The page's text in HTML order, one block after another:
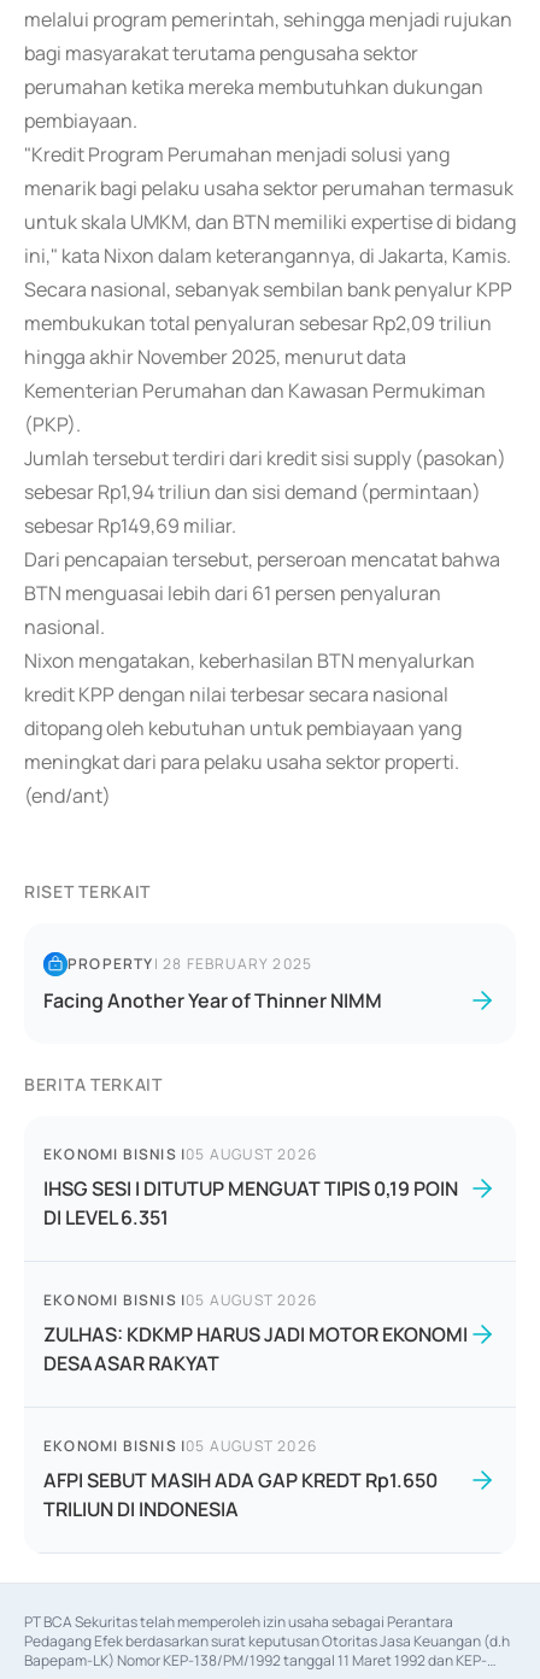
melalui program pemerintah, sehingga menjadi rujukan
bagi masyarakat terutama pengusaha sektor
perumahan ketika mereka membutuhkan dukungan
pembiayaan.
"Kredit Program Perumahan menjadi solusi yang
menarik bagi pelaku usaha sektor perumahan termasuk
untuk skala UMKM, dan BTN memiliki expertise di bidang
ini," kata Nixon dalam keterangannya, di Jakarta, Kamis.
Secara nasional, sebanyak sembilan bank penyalur KPP
membukukan total penyaluran sebesar Rp2,09 triliun
hingga akhir November 2025, menurut data
Kementerian Perumahan dan Kawasan Permukiman
(PKP).
Jumlah tersebut terdiri dari kredit sisi supply (pasokan)
sebesar Rp1,94 triliun dan sisi demand (permintaan)
sebesar Rp149,69 miliar.
Dari pencapaian tersebut, perseroan mencatat bahwa
BTN menguasai lebih dari 61 persen penyaluran
nasional.
Nixon mengatakan, keberhasilan BTN menyalurkan
kredit KPP dengan nilai terbesar secara nasional
ditopang oleh kebutuhan untuk pembiayaan yang
meningkat dari para pelaku usaha sektor properti.
(end/ant)
RISET TERKAIT
PROPERTY|28 FEBRUARY 2025
Facing Another Year of Thinner NIMM
BERITA TERKAIT
EKONOMI BISNIS |05 AUGUST 2026
IHSG SESI I DITUTUP MENGUAT TIPIS 0,19 POIN
DI LEVEL 6.351
EKONOMI BISNIS |05 AUGUST 2026
ZULHAS: KDKMP HARUS JADI MOTOR EKONOMI
DESAASAR RAKYAT
EKONOMI BISNIS |05 AUGUST 2026
AFPI SEBUT MASIH ADA GAP KREDT Rp1.650
TRILIUN DI INDONESIA
PT BCA Sekuritas telah memperoleh izin usaha sebagai Perantara
Pedagang Efek berdasarkan surat keputusan Otoritas Jasa Keuangan (d.h
Bapepam-LK) Nomor KEP-138/PM/1992 tanggal 11 Maret 1992 dan KEP-